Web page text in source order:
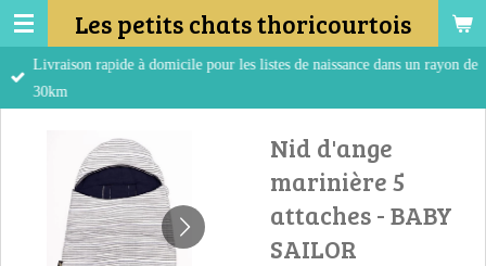
Passer
au
contenu
Les petits chats thoricourtois
Livraison rapide à domicile pour les listes de naissance dans un rayon de
30km
Nid d'ange
marinière 5
attaches - BABY
SAILOR